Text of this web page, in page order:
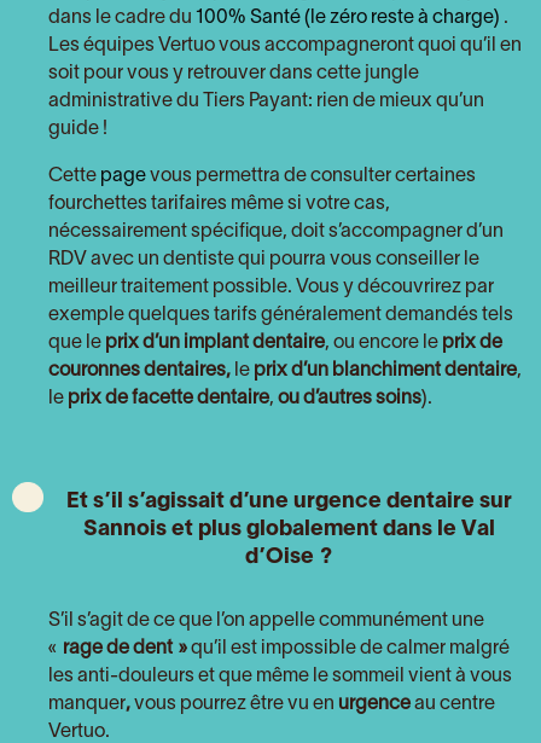
dans le cadre du 100% Santé (le zéro reste à charge) .
Les équipes Vertuo vous accompagneront quoi qu’il en
soit pour vous y retrouver dans cette jungle
administrative du Tiers Payant: rien de mieux qu’un
guide !
Cette page vous permettra de consulter certaines
fourchettes tarifaires même si votre cas,
nécessairement spécifique, doit s’accompagner d’un
RDV avec un dentiste qui pourra vous conseiller le
meilleur traitement possible. Vous y découvrirez par
exemple quelques tarifs généralement demandés tels
que le prix d’un implant dentaire, ou encore le prix de
couronnes dentaires, le prix d’un blanchiment dentaire,
le prix de facette dentaire, ou d’autres soins).
Et s’il s’agissait d’une urgence dentaire sur
Sannois et plus globalement dans le Val
d’Oise ?
S’il s’agit de ce que l’on appelle communément une
«
rage de dent » qu’il est impossible de calmer malgré
les anti-douleurs et que même le sommeil vient à vous
manquer, vous pourrez être vu en urgence au centre
Vertuo.